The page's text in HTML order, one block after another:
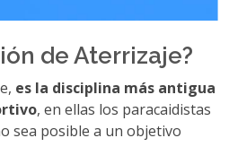
de Aterrizaje?
es la disciplina más antigua
, en ellas los paracaidistas
sea posible a un objetivo